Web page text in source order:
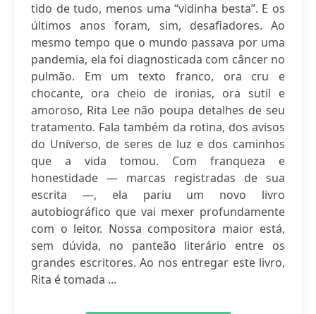
tido de tudo, menos uma “vidinha besta”. E os
últimos anos foram, sim, desafiadores. Ao
mesmo tempo que o mundo passava por uma
pandemia, ela foi diagnosticada com câncer no
pulmão. Em um texto franco, ora cru e
chocante, ora cheio de ironias, ora sutil e
amoroso, Rita Lee não poupa detalhes de seu
tratamento. Fala também da rotina, dos avisos
do Universo, de seres de luz e dos caminhos
que a vida tomou. Com franqueza e
honestidade — marcas registradas de sua
escrita —, ela pariu um novo livro
autobiográfico que vai mexer profundamente
com o leitor. Nossa compositora maior está,
sem dúvida, no panteão literário entre os
grandes escritores. Ao nos entregar este livro,
Rita é tomada ...